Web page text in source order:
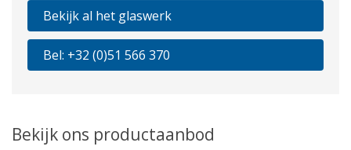
Bekijk al het glaswerk
Bel: +32 (0)51 566 370
Bekijk ons productaanbod